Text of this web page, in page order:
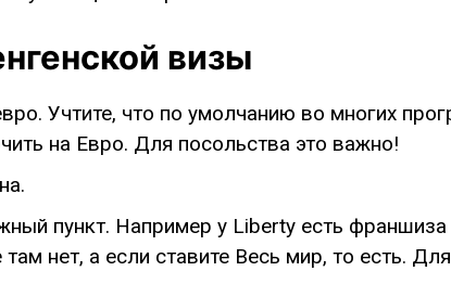
визы
Учтите, что по умолчанию во многих
на Евро. Для посольства это важно!
пункт. Например у Liberty есть
нет, а если ставите Весь мир, то есть.